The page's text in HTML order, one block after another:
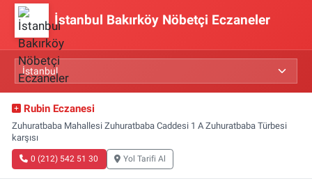
İstanbul Bakırköy Nöbetçi Eczaneler
Rubin Eczanesi
Zuhuratbaba Mahallesi Zuhuratbaba Caddesi 1 A Zuhuratbaba Türbesi
karşısı
0 (212) 542 51 30 Yol Tarifi Al